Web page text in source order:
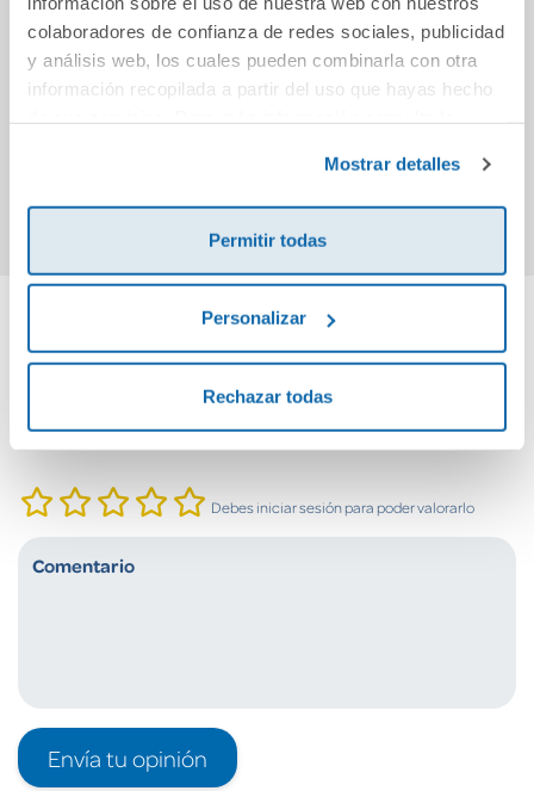
colaboradores de confianza de redes sociales, publicidad
y análisis web, los cuales pueden combinarla con otra
información recopilada a partir del uso que hayas hecho
Mostrar detalles
Permitir todas
Personalizar
Rechazar todas
El paraguas de
Cebra
14,90€
La llama Matilde
5,95€
Mi
Cuéntanos tu opinión
Debes iniciar sesión para poder valorarlo
Envía tu opinión